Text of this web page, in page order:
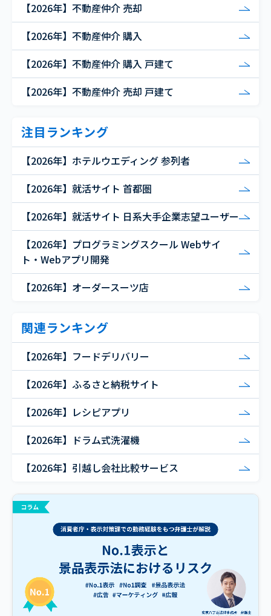
【2026年】不動産仲介 売却
【2026年】不動産仲介 購入
【2026年】不動産仲介 購入 戸建て
【2026年】不動産仲介 売却 戸建て
注目ランキング
【2026年】ホテルウエディング 参列者
【2026年】就活サイト 首都圏
【2026年】就活サイト 日系大手企業志望ユーザー
【2026年】プログラミングスクール Webサイ
ト・Webアプリ開発
【2026年】オーダースーツ店
関連ランキング
【2026年】フードデリバリー
【2026年】ふるさと納税サイト
【2026年】レシピアプリ
【2026年】ドラム式洗濯機
【2026年】引越し会社比較サービス